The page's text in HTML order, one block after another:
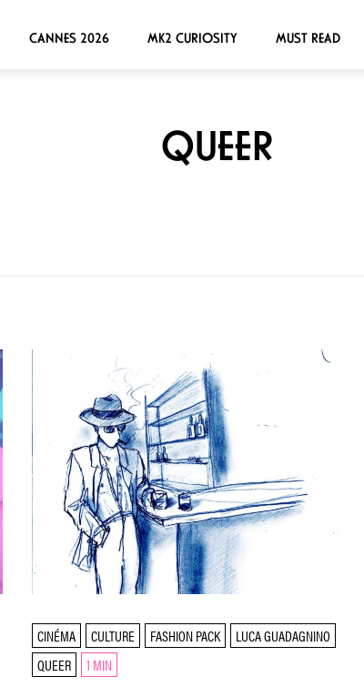
CANNES 2026 MK2 CURIOSITY MUST READ
QUEER
CINÉMA CULTURE FASHION PACK
LUCA GUADAGNINO
QUEER
1 MIN